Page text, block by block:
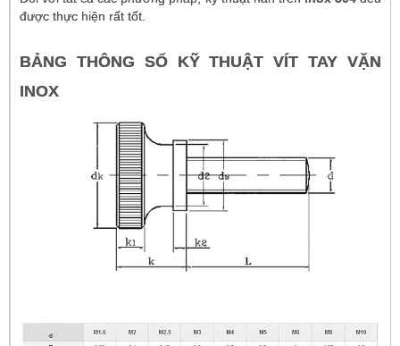
được thực hiện rất tốt.
BẢNG THÔNG SỐ KỸ THUẬT VÍT TAY VẶN
INOX